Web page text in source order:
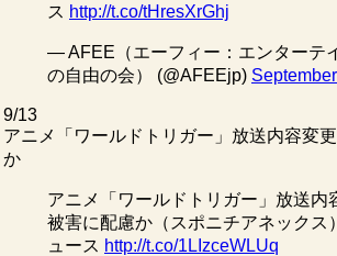
ス http://t.co/tHresXrGhj
— AFEE（エーフィー：エンターテ
の自由の会） (@AFEEjp)
9/13
アニメ「ワールドトリガー」放送内容変
か
アニメ「ワールドトリガー」放送
被害に配慮か（スポニチアネックス
ュース http://t.co/1LIzceWLUq